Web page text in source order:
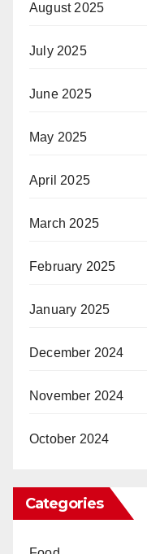
August 2025
July 2025
June 2025
May 2025
April 2025
March 2025
February 2025
January 2025
December 2024
November 2024
October 2024
Categories